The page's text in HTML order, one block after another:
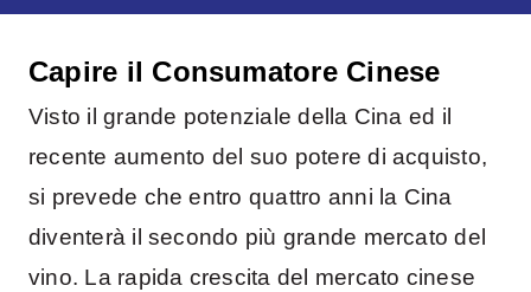
Capire il Consumatore Cinese
Visto il grande potenziale della Cina ed il
recente aumento del suo potere di acquisto,
si prevede che entro quattro anni la Cina
diventerà il secondo più grande mercato del
vino. La rapida crescita del mercato cinese